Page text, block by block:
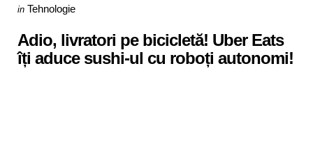
Categories
Posted
in Tehnologie
Adio, livratori pe bicicletă! Uber Eats
îți aduce sushi-ul cu roboți autonomi!